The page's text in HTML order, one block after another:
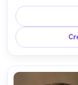
detalles del
del iris y deja los